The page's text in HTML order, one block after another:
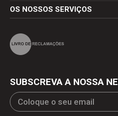
OS NOSSOS SERVIÇOS
SUBSCREVA A NOSSA